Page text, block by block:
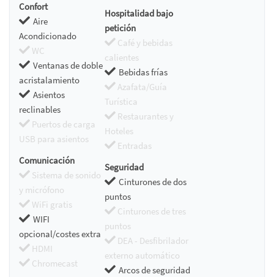
Confort
Aire
Acondicionado
WC
Ventanas de doble
acristalamiento
Asientos
reclinables
Puertos de carga
USB para asientos
Hospitalidad bajo
petición
Café y bebidas
calientes
Bebidas frías
Azafata/Guía
Turística
Restaurantes y
Hoteles
Entradas
Comunicación
Sistema de sonido
y micrófono
WiFi gratis
WIFI
opcional/costes extra
HDMI
Chromecast
Seguridad
Cinturones de dos
puntos
Cinturones de tres
puntos
DEA - Desfibrilador
externo automático
Arcos de seguridad